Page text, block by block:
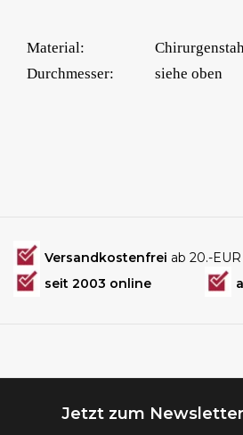
Material:
Durchmesser:
siehe oben
Versandkostenfrei ab 20.-EUR
seit 2003 online
Jetzt zum